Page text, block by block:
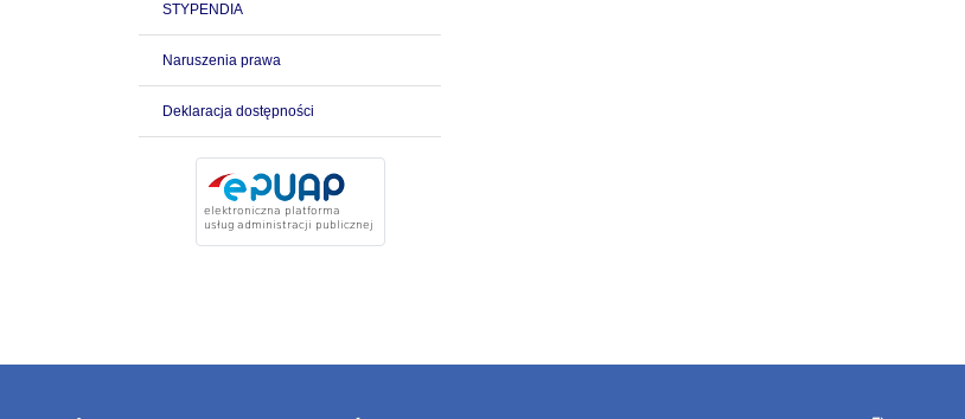
STYPENDIA
Naruszenia prawa
Deklaracja dostępności